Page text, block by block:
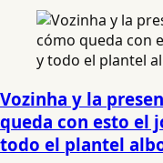
Vozinha y la
queda con esto el
todo el plantel